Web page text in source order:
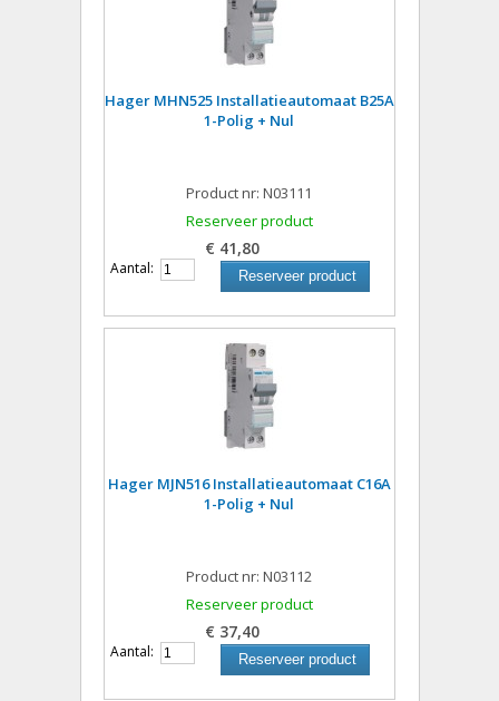
Hager MHN525 Installatieautomaat B25A
1-Polig + Nul
Product nr: N03111
Reserveer product
€ 41,80
Aantal: Reserveer product
Hager MJN516 Installatieautomaat C16A
1-Polig + Nul
Product nr: N03112
Reserveer product
€ 37,40
Aantal: Reserveer product